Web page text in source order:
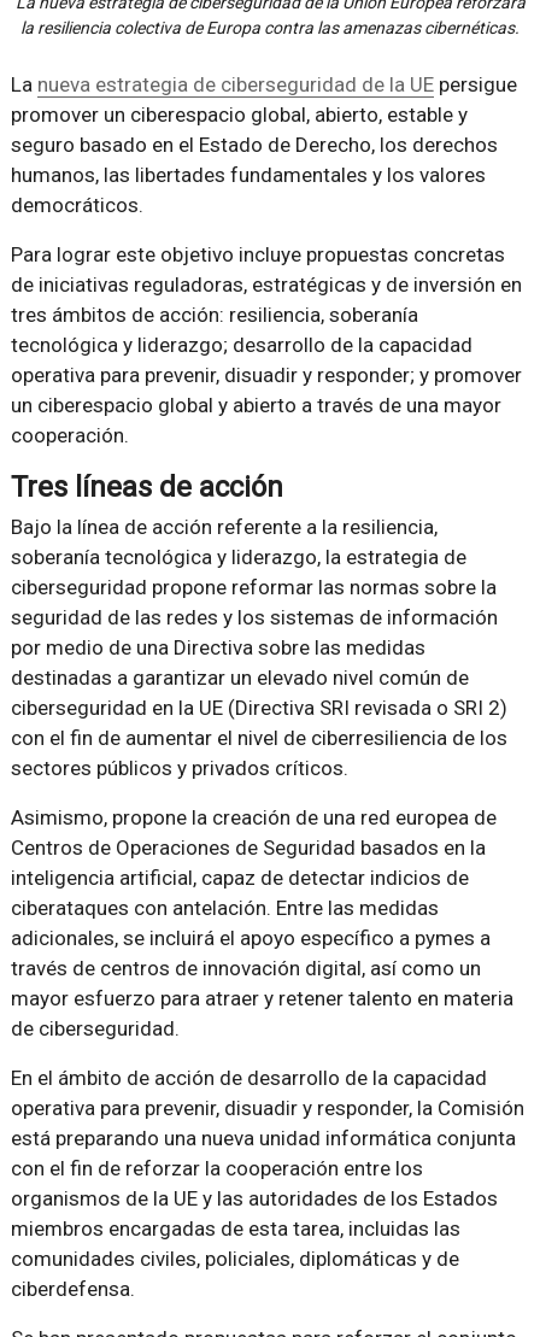
la resiliencia colectiva de Europa contra las amenazas cibernéticas.
La nueva estrategia de ciberseguridad de la UEpersigue
promover un ciberespacio global, abierto, estable y
seguro basado en el Estado de Derecho, los derechos
humanos, las libertades fundamentales y los valores
democráticos.
Para lograr este objetivo incluye propuestas concretas
de iniciativas reguladoras, estratégicas y de inversión en
tres ámbitos de acción: resiliencia, soberanía
tecnológica y liderazgo; desarrollo de la capacidad
operativa para prevenir, disuadir y responder; y promover
un ciberespacio global y abierto a través de una mayor
cooperación.
Tres líneas de acción
Bajo la línea de acción referente a la resiliencia,
soberanía tecnológica y liderazgo, la estrategia de
ciberseguridad propone reformar las normas sobre la
seguridad de las redes y los sistemas de información
por medio de una Directiva sobre las medidas
destinadas a garantizar un elevado nivel común de
ciberseguridad en la UE (Directiva SRI revisada o SRI 2)
con el fin de aumentar el nivel de ciberresiliencia de los
sectores públicos y privados críticos.
Asimismo, propone la creación de una red europea de
Centros de Operaciones de Seguridad basados en la
inteligencia artificial, capaz de detectar indicios de
ciberataques con antelación. Entre las medidas
adicionales, se incluirá el apoyo específico a pymes a
través de centros de innovación digital, así como un
mayor esfuerzo para atraer y retener talento en materia
de ciberseguridad.
En el ámbito de acción de desarrollo de la capacidad
operativa para prevenir, disuadir y responder, la Comisión
está preparando una nueva unidad informática conjunta
con el fin de reforzar la cooperación entre los
organismos de la UE y las autoridades de los Estados
miembros encargadas de esta tarea, incluidas las
comunidades civiles, policiales, diplomáticas y de
ciberdefensa.